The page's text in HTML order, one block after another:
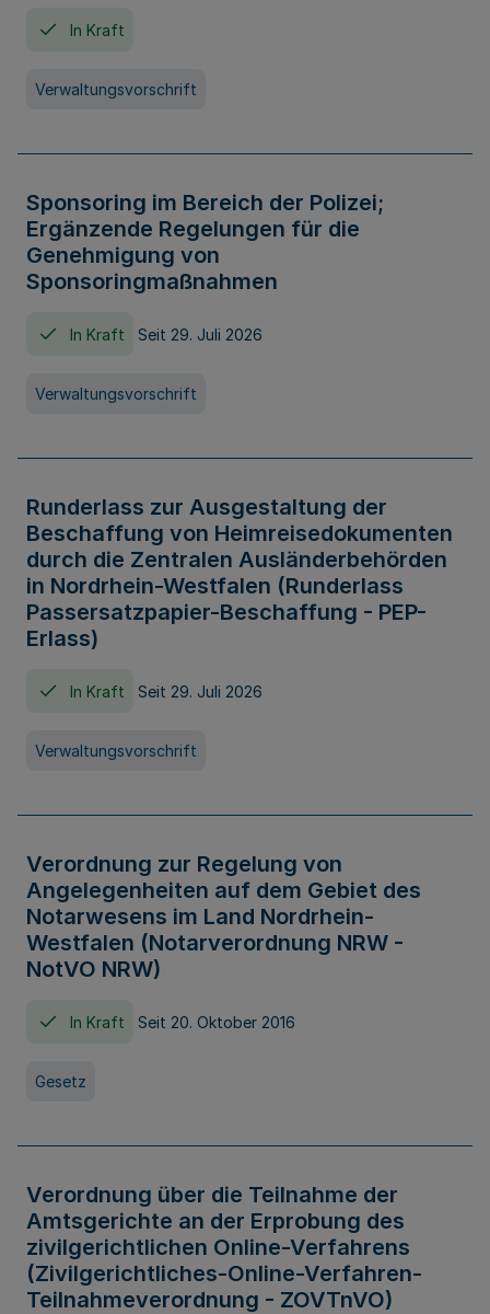
In Kraft
Verwaltungsvorschrift
Sponsoring im Bereich der Polizei;
Ergänzende Regelungen für die
Genehmigung von
Sponsoringmaßnahmen
In Kraft Seit 29. Juli 2026
Verwaltungsvorschrift
Runderlass zur Ausgestaltung der
Beschaffung von Heimreisedokumenten
durch die Zentralen Ausländerbehörden
in Nordrhein-Westfalen (Runderlass
Passersatzpapier-Beschaffung - PEP-
Erlass)
In Kraft Seit 29. Juli 2026
Verwaltungsvorschrift
Verordnung zur Regelung von
Angelegenheiten auf dem Gebiet des
Notarwesens im Land Nordrhein-
Westfalen (Notarverordnung NRW -
NotVO NRW)
In Kraft Seit 20. Oktober 2016
Gesetz
Verordnung über die Teilnahme der
Amtsgerichte an der Erprobung des
zivilgerichtlichen Online-Verfahrens
(Zivilgerichtliches-Online-Verfahren-
Teilnahmeverordnung - ZOVTnVO)